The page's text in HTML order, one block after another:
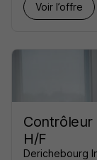
Voir l’offre
Contrôleur
H/F
Derichebourg